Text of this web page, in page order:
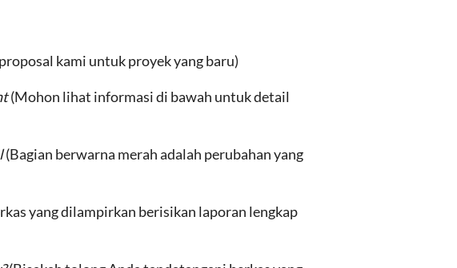
kami untuk proyek yang baru)
(Mohon lihat informasi di bawah untuk detail
(Bagian berwarna merah adalah perubahan yang
yang dilampirkan berisikan laporan lengkap